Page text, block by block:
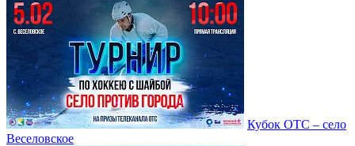
Кубок ОТС – село
Веселовское